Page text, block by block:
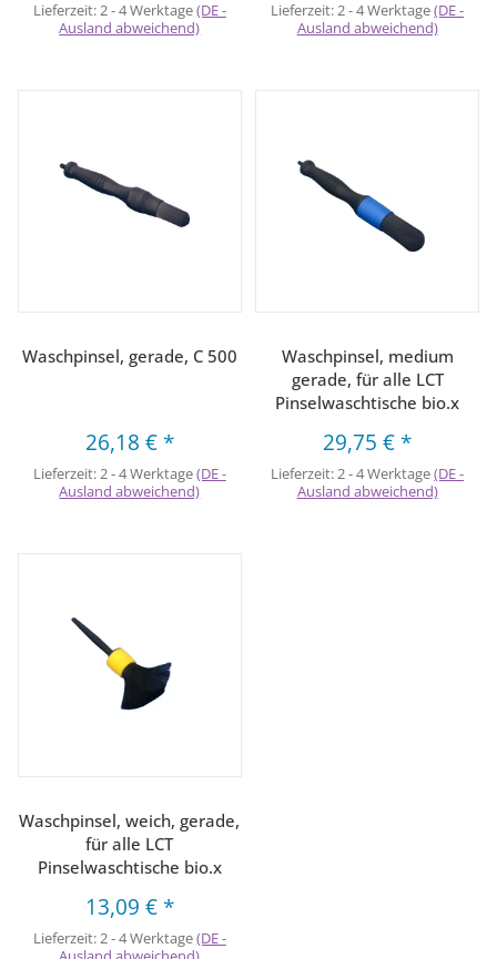
Lieferzeit: 2 - 4 Werktage(DE -
Ausland abweichend)
Lieferzeit: 2 - 4 Werktage(DE -
Ausland abweichend)
Waschpinsel, gerade, C 500
26,18 € *
Lieferzeit:2 - 4 Werktage(DE -
Ausland abweichend)
Waschpinsel, medium
gerade, für alle LCT
Pinselwaschtische bio.x
29,75 € *
Lieferzeit:2 - 4 Werktage(DE -
Ausland abweichend)
Waschpinsel, weich, gerade,
für alle LCT
Pinselwaschtische bio.x
13,09 € *
Lieferzeit:2 - 4 Werktage(DE -